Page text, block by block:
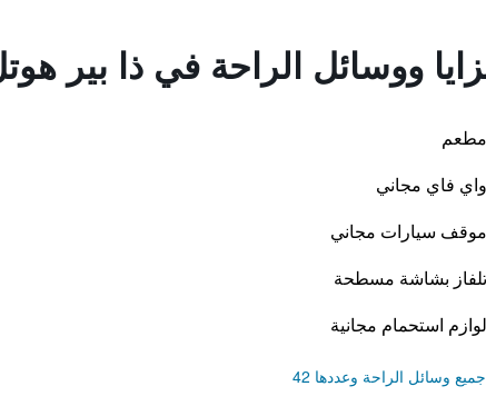
ووسائل الراحة في ذا بير
مطعم
واي فاي مجاني
موقف سيارات مجاني
تلفاز بشاشة مسطحة
لوازم استحمام مجانية
وسائل الراحة وعددها 42